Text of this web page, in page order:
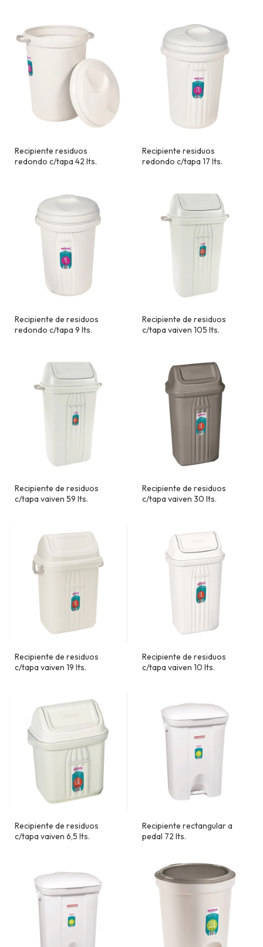
Recipiente residuos
redondo c/tapa 42 lts.
Recipiente residuos
redondo c/tapa 17 lts.
Recipiente de residuos
redondo c/tapa 9 lts.
Recipiente de residuos
c/tapa vaiven 105 lts.
Recipiente de residuos
c/tapa vaiven 59 lts.
Recipiente de residuos
c/tapa vaiven 30 lts.
Recipiente de residuos
c/tapa vaiven 19 lts.
Recipiente de residuos
c/tapa vaiven 10 lts.
Recipiente de residuos
c/tapa vaiven 6,5 lts.
Recipiente rectangular a
pedal 72 lts.